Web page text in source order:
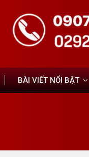
BÀI VIẾT NỔI BẬT